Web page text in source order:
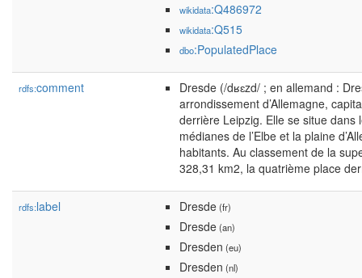
wikidata:Q486972
wikidata:Q515
dbo:PopulatedPlace
rdfs:comment
Dresde (/dʁɛzd/ ; en allemand :
arrondissement d’Allemagne,
derrière Leipzig. Elle se situe
médianes de l’Elbe et la plaine
habitants. Au classement de la
328,31 km2, la quatrième place
rdfs:label Dresde(fr)
Dresde(an)
Dresden (eu)
Dresden (nl)